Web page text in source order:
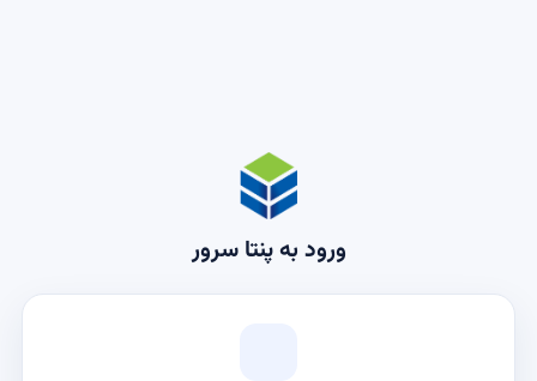
ورود به پنتا سرور